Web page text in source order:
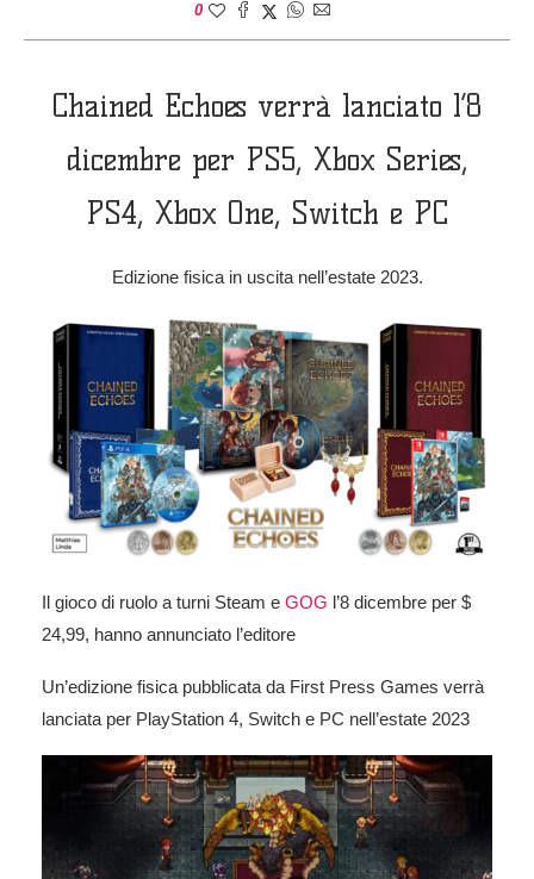
0
Chained Echoes verrà lanciato l’8
dicembre per PS5, Xbox Series,
PS4, Xbox One, Switch e PC
Edizione fisica in uscita nell’estate 2023.
Il gioco di ruolo a turni Steam e GOG l’8 dicembre per $
24,99, hanno annunciato l’editore
Un’edizione fisica pubblicata da First Press Games verrà
lanciata per PlayStation 4, Switch e PC nell’estate 2023